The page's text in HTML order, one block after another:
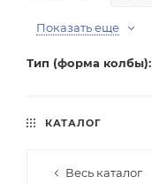
Показать еще
Тип (форма колбы):
КАТАЛОГ
Весь каталог